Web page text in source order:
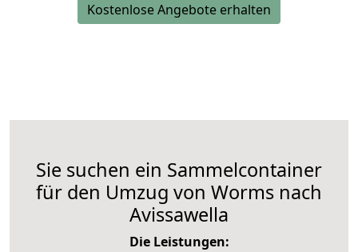
Kostenlose Angebote erhalten
Sie suchen ein Sammelcontainer
für den Umzug von Worms nach
Avissawella
Die Leistungen: